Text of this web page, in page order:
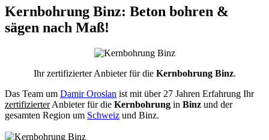
Kernbohrung Binz: Beton bohren &
sägen nach Maß!
Ihr zertifizierter Anbieter für die Kernbohrung Binz.
Das Team um Damir Oroslan ist mit über 27 Jahren Erfahrung Ihr
zertifizierterAnbieter für die Kernbohrung in Binz und der
gesamten Region um Schweiz und Binz.